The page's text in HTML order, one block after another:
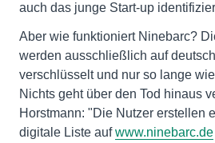
auch das junge Start-up
Aber wie funktioniert Ninebarc?
werden ausschließlich auf
verschlüsselt und nur so lange
Nichts geht über den Tod hinaus
Horstmann: "Die Nutzer erstellen
digitale Liste aufwww.ninebarc.de